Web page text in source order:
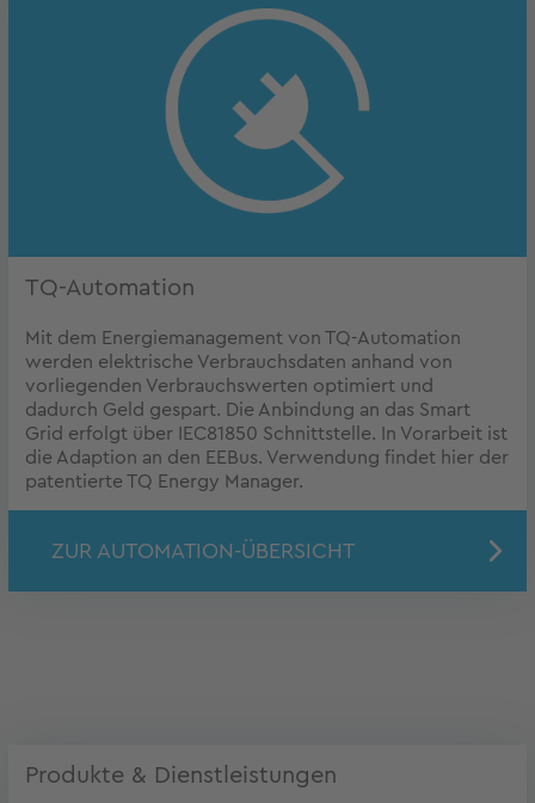
TQ-Automation
Mit dem Energiemanagement von TQ-Automation
werden elektrische Verbrauchsdaten anhand von
vorliegenden Verbrauchswerten optimiert und
dadurch Geld gespart. Die Anbindung an das Smart
Grid erfolgt über IEC81850 Schnittstelle. In Vorarbeit ist
die Adaption an den EEBus. Verwendung findet hier der
patentierte TQ Energy Manager.
ZUR AUTOMATION-ÜBERSICHT
Produkte & Dienstleistungen